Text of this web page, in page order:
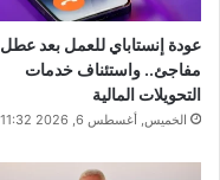
عودة إنستاباي للعمل بعد عطل
مفاجئ.. واستئناف خدمات
التحويلات المالية
الخميس, أغسطس 6, 2026 11:32 م